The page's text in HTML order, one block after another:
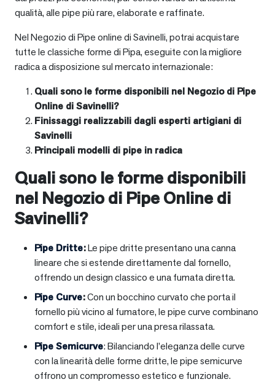
qualità, alle pipe più rare, elaborate e raffinate.
Nel Negozio di Pipe online di Savinelli, potrai acquistare
tutte le classiche forme di Pipa, eseguite con la migliore
radica a disposizione sul mercato internazionale:
Quali sono le forme disponibili nel Negozio di Pipe
Online di Savinelli?
Finissaggi realizzabili dagli esperti artigiani di
Savinelli
Principali modelli di pipe in radica
Quali sono le forme disponibili
nel Negozio di Pipe Online di
Savinelli?
Pipe Dritte:Le pipe dritte presentano una canna
lineare che si estende direttamente dal fornello,
offrendo un design classico e una fumata diretta.
Pipe Curve:Con un bocchino curvato che porta il
fornello più vicino al fumatore, le pipe curve combinano
comfort e stile, ideali per una presa rilassata.
Pipe Semicurve: Bilanciando l’eleganza delle curve
con la linearità delle forme dritte, le pipe semicurve
offrono un compromesso estetico e funzionale.